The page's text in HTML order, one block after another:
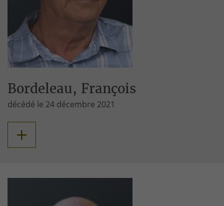
Bordeleau, François
décédé le 24 décembre 2021
+